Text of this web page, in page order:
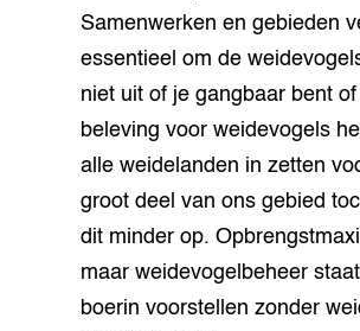
Samenwerken en gebieden
essentieel om de
niet uit of je gangbaar bent
beleving voor weidevogels
alle weidelanden in zetten
groot deel van ons gebied
dit minder op.
maar weidevogelbeheer
boerin voorstellen zonder